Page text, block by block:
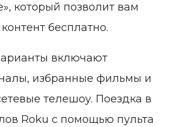
который позволит вам
бесплатно.
включают
избранные фильмы и
телешоу. Поездка в
Roku с помощью пульта